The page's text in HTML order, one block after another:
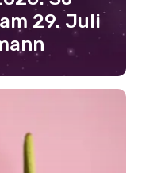
29. Juli